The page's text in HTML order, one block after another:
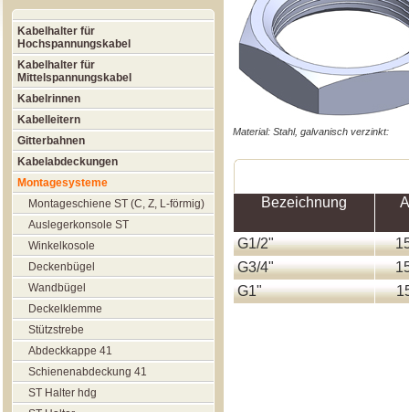
Kabelhalter für
Hochspannungskabel
Kabelhalter für
Mittelspannungskabel
Kabelrinnen
Kabelleitern
Gitterbahnen
Kabelabdeckungen
Montagesysteme
Montageschiene ST (C, Z, L-förmig)
Auslegerkonsole ST
Winkelkosole
Deckenbügel
Wandbügel
Deckelklemme
Stützstrebe
Abdeckkappe 41
Schienenabdeckung 41
ST Halter hdg
Material: Stahl, galvanisch verzinkt:
Bezeichnung
G1/2"
G3/4"
G1"